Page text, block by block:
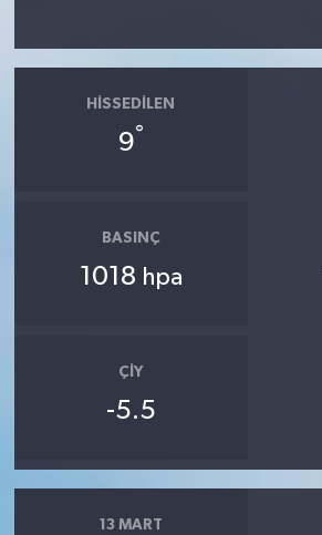
HISSEDILEN
9°
BASINÇ
1018 hpa
ÇIY
-5.5
13 MART